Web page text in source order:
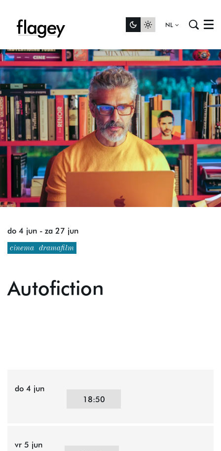
NL Menu
cinema dramafilm
Autofiction
do 4 jun - za 27 jun
do 4 jun
18:50
vr 5 jun